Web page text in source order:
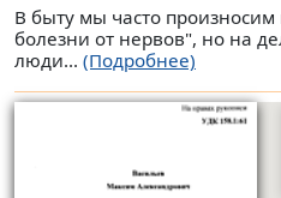
В быту мы часто произносим
болезни от нервов", но на
люди... (Подробнее)